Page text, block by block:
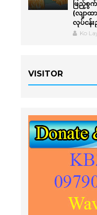
ဖြည့်စွက်
(လျာထ
လုပ်ငန်း
Ko
VISITOR